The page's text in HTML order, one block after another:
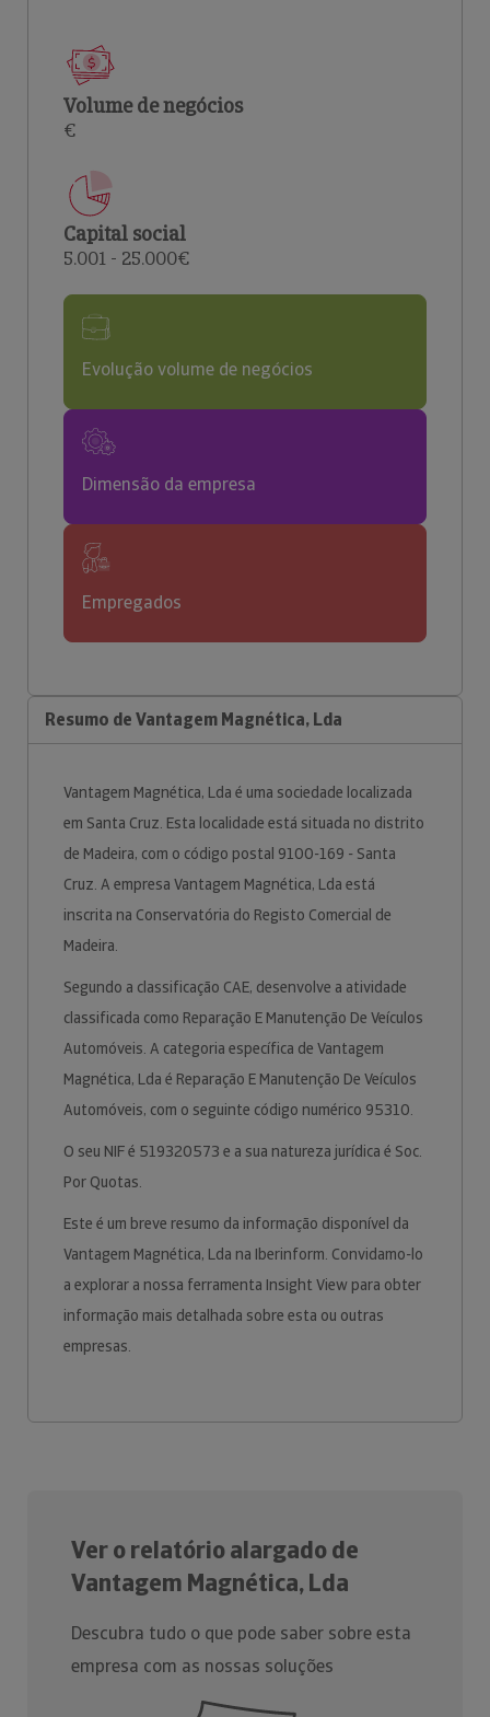
Volume de negócios
€
Capital social
5.001 - 25.000€
Evolução volume de negócios
Dimensão da empresa
Empregados
Resumo de Vantagem Magnética, Lda
Vantagem Magnética, Lda é uma sociedade localizada
em Santa Cruz. Esta localidade está situada no distrito
de Madeira, com o código postal 9100-169 - Santa
Cruz. A empresa Vantagem Magnética, Lda está
inscrita na Conservatória do Registo Comercial de
Madeira.
Segundo a classificação CAE, desenvolve a atividade
classificada como Reparação E Manutenção De Veículos
Automóveis. A categoria específica de Vantagem
Magnética, Lda é Reparação E Manutenção De Veículos
Automóveis, com o seguinte código numérico 95310.
O seu NIF é 519320573 e a sua natureza jurídica é Soc.
Por Quotas.
Este é um breve resumo da informação disponível da
Vantagem Magnética, Lda na Iberinform. Convidamo-lo
a explorar a nossa ferramenta Insight View para obter
informação mais detalhada sobre esta ou outras
empresas.
Ver o relatório alargado de
Vantagem Magnética, Lda
Descubra tudo o que pode saber sobre esta
empresa com as nossas soluções